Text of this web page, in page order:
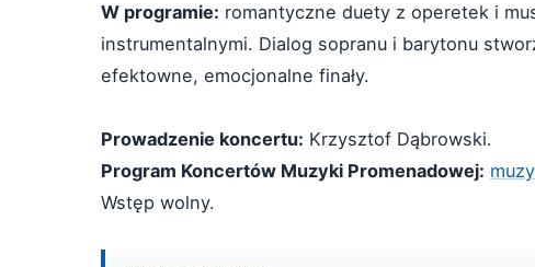
W programie: romantyczne duety z operetek i
instrumentalnymi. Dialog sopranu i barytonu
efektowne, emocjonalne finały.
Prowadzenie koncertu: Krzysztof Dąbrowski.
Program Koncertów Muzyki Promenadowej:
Wstęp wolny.